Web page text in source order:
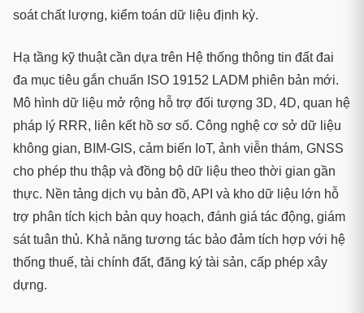
soát chất lượng, kiểm toán dữ liệu định kỳ.
Hạ tầng kỹ thuật cần dựa trên Hệ thống thông tin đất đai
đa mục tiêu gắn chuẩn ISO 19152 LADM phiên bản mới.
Mô hình dữ liệu mở rộng hỗ trợ đối tượng 3D, 4D, quan hệ
pháp lý RRR, liên kết hồ sơ số. Công nghệ cơ sở dữ liệu
không gian, BIM-GIS, cảm biến IoT, ảnh viễn thám, GNSS
cho phép thu thập và đồng bộ dữ liệu theo thời gian gần
thực. Nền tảng dịch vụ bản đồ, API và kho dữ liệu lớn hỗ
trợ phân tích kịch bản quy hoạch, đánh giá tác động, giám
sát tuân thủ. Khả năng tương tác bảo đảm tích hợp với hệ
thống thuế, tài chính đất, đăng ký tài sản, cấp phép xây
dựng.